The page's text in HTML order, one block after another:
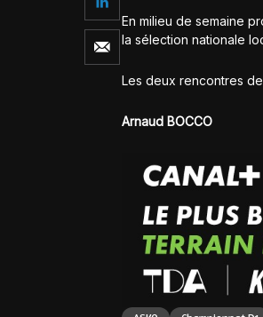
En milieu de semaine
la sélection nationale
Les deux rencontres
Arnaud BOCCO